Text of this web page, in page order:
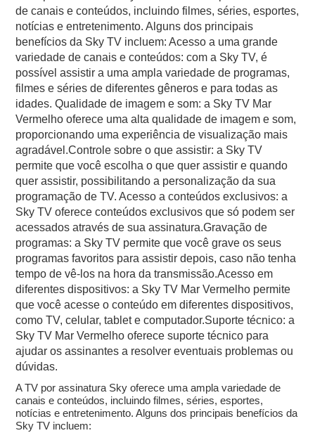
de canais e conteúdos, incluindo filmes, séries, esportes,
notícias e entretenimento. Alguns dos principais
benefícios da Sky TV incluem: Acesso a uma grande
variedade de canais e conteúdos: com a Sky TV, é
possível assistir a uma ampla variedade de programas,
filmes e séries de diferentes gêneros e para todas as
idades. Qualidade de imagem e som: a Sky TV Mar
Vermelho oferece uma alta qualidade de imagem e som,
proporcionando uma experiência de visualização mais
agradável.Controle sobre o que assistir: a Sky TV
permite que você escolha o que quer assistir e quando
quer assistir, possibilitando a personalização da sua
programação de TV. Acesso a conteúdos exclusivos: a
Sky TV oferece conteúdos exclusivos que só podem ser
acessados através de sua assinatura.Gravação de
programas: a Sky TV permite que você grave os seus
programas favoritos para assistir depois, caso não tenha
tempo de vê-los na hora da transmissão.Acesso em
diferentes dispositivos: a Sky TV Mar Vermelho permite
que você acesse o conteúdo em diferentes dispositivos,
como TV, celular, tablet e computador.Suporte técnico: a
Sky TV Mar Vermelho oferece suporte técnico para
ajudar os assinantes a resolver eventuais problemas ou
dúvidas.
A TV por assinatura Sky oferece uma ampla variedade de
canais e conteúdos, incluindo filmes, séries, esportes,
notícias e entretenimento. Alguns dos principais benefícios da
Sky TV incluem: